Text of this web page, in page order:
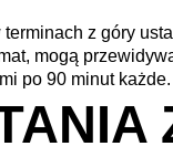
z góry
mogą
po 90 minut każde.